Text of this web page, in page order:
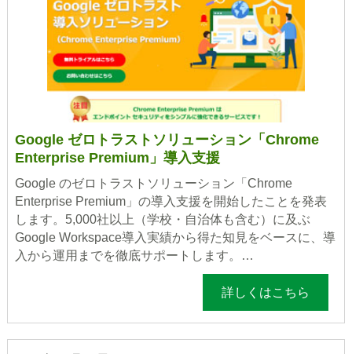
Google ゼロトラストソリューション「Chrome
Enterprise Premium」導入支援
Google のゼロトラストソリューション「Chrome
Enterprise Premium」の導入支援を開始したことを発表
します。5,000社以上（学校・自治体も含む）に及ぶ
Google Workspace導入実績から得た知見をベースに、導
入から運用までを徹底サポートします。…
詳しくはこちら